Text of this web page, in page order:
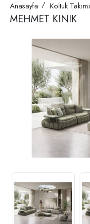
Anasayfa Koltuk Takımı
MEHMET KINIK